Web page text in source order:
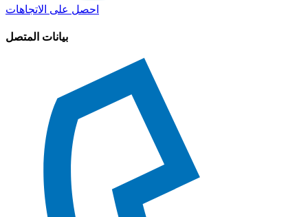
احصل على الاتجاهات
بيانات المتصل